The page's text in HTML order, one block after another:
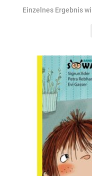
Einzelnes Ergebnis